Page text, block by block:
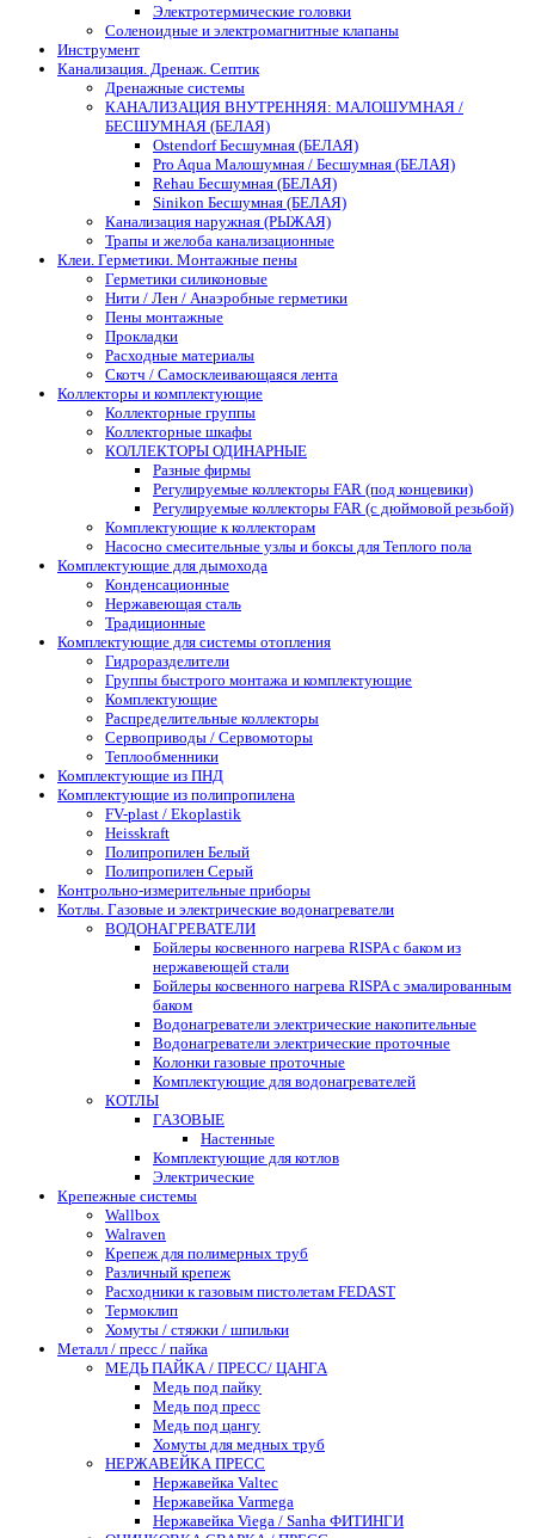
Электротермические головки
Соленоидные и электромагнитные клапаны
Инструмент
Канализация. Дренаж. Септик
Дренажные системы
КАНАЛИЗАЦИЯ ВНУТРЕННЯЯ: МАЛОШУМНАЯ /
БЕСШУМНАЯ (БЕЛАЯ)
Ostendorf Бесшумная (БЕЛАЯ)
Pro Aqua Малошумная / Бесшумная (БЕЛАЯ)
Rehau Бесшумная (БЕЛАЯ)
Sinikon Бесшумная (БЕЛАЯ)
Канализация наружная (РЫЖАЯ)
Трапы и желоба канализационные
Клеи. Герметики. Монтажные пены
Герметики силиконовые
Нити / Лен / Анаэробные герметики
Пены монтажные
Прокладки
Расходные материалы
Скотч / Самосклеивающаяся лента
Коллекторы и комплектующие
Коллекторные группы
Коллекторные шкафы
КОЛЛЕКТОРЫ ОДИНАРНЫЕ
Разные фирмы
Регулируемые коллекторы FAR (под концевики)
Регулируемые коллекторы FAR (с дюймовой резьбой)
Комплектующие к коллекторам
Насосно смесительные узлы и боксы для Теплого пола
Комплектующие для дымохода
Конденсационные
Нержавеющая сталь
Традиционные
Комплектующие для системы отопления
Гидроразделители
Группы быстрого монтажа и комплектующие
Комплектующие
Распределительные коллекторы
Сервоприводы / Сервомоторы
Теплообменники
Комплектующие из ПНД
Комплектующие из полипропилена
FV-plast / Ekoplastik
Heisskraft
Полипропилен Белый
Полипропилен Серый
Контрольно-измерительные приборы
Котлы. Газовые и электрические водонагреватели
ВОДОНАГРЕВАТЕЛИ
Бойлеры косвенного нагрева RISPA с баком из
нержавеющей стали
Бойлеры косвенного нагрева RISPA с эмалированным
баком
Водонагреватели электрические накопительные
Водонагреватели электрические проточные
Колонки газовые проточные
Комплектующие для водонагревателей
КОТЛЫ
ГАЗОВЫЕ
Настенные
Комплектующие для котлов
Электрические
Крепежные системы
Wallbox
Walraven
Крепеж для полимерных труб
Различный крепеж
Расходники к газовым пистолетам FEDAST
Термоклип
Хомуты / стяжки / шпильки
Металл / пресс / пайка
МЕДЬ ПАЙКА / ПРЕСС/ ЦАНГА
Медь под пайку
Медь под пресс
Медь под цангу
Хомуты для медных труб
НЕРЖАВЕЙКА ПРЕСС
Нержавейка Valtec
Нержавейка Varmega
Нержавейка Viega / Sanha ФИТИНГИ